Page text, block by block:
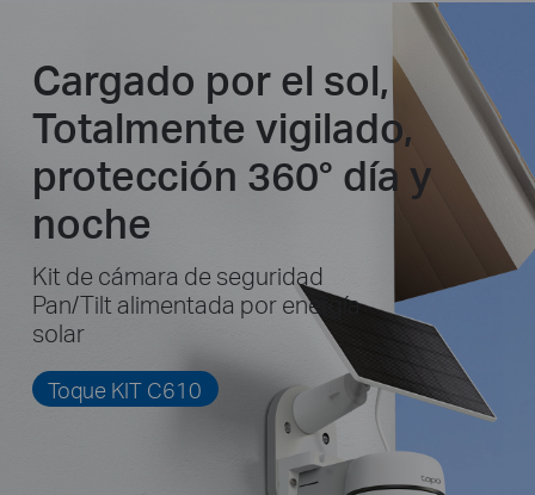
Cargado por el sol,
Totalmente vigilado,
protección 360° día y
noche
Kit de cámara de seguridad
Pan/Tilt alimentada por energía
solar
Toque KIT C610